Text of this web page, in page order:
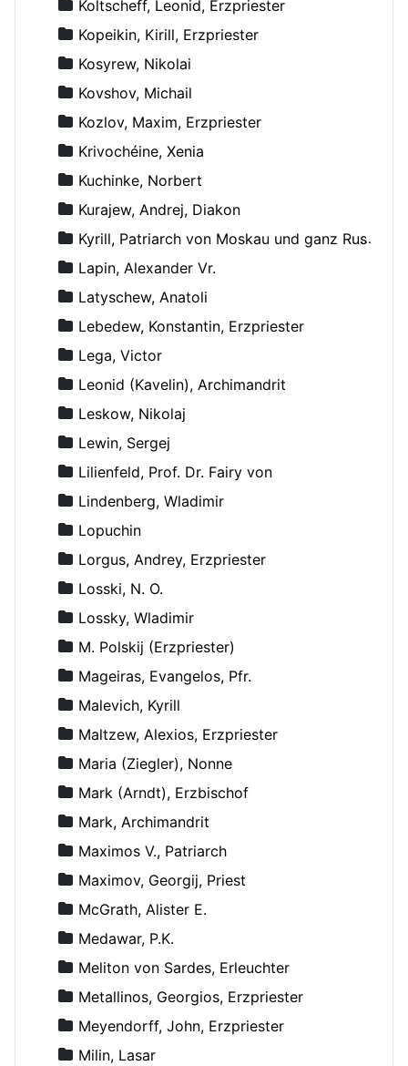
Koltscheff, Leonid, Erzpriester
Kopeikin, Kirill, Erzpriester
Kosyrew, Nikolai
Kovshov, Michail
Kozlov, Maxim, Erzpriester
Krivochéine, Xenia
Kuchinke, Norbert
Kurajew, Andrej, Diakon
Kyrill, Patriarch von Moskau und ganz Russland
Lapin, Alexander Vr.
Latyschew, Anatoli
Lebedew, Konstantin, Erzpriester
Lega, Victor
Leonid (Kavelin), Archimandrit
Leskow, Nikolaj
Lewin, Sergej
Lilienfeld, Prof. Dr. Fairy von
Lindenberg, Wladimir
Lopuchin
Lorgus, Andrey, Erzpriester
Losski, N. O.
Lossky, Wladimir
M. Polskij (Erzpriester)
Mageiras, Evangelos, Pfr.
Malevich, Kyrill
Maltzew, Alexios, Erzpriester
Maria (Ziegler), Nonne
Mark (Arndt), Erzbischof
Mark, Archimandrit
Maximos V., Patriarch
Maximov, Georgij, Priest
McGrath, Alister E.
Medawar, P.K.
Meliton von Sardes, Erleuchter
Metallinos, Georgios, Erzpriester
Meyendorff, John, Erzpriester
Milin, Lasar